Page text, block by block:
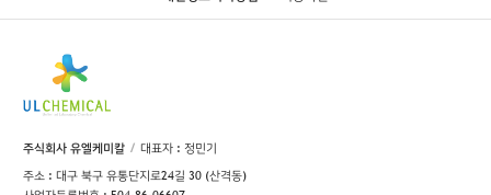
주식회사 유엘케미칼
대표자 : 정민기
주소 : 대구 북구 유통단지로24길 30 (산격동)